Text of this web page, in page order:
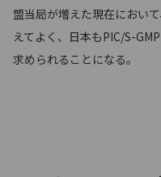
盟当局が増えた現在におい
えてよく、日本もPIC/S-
求められることになる。